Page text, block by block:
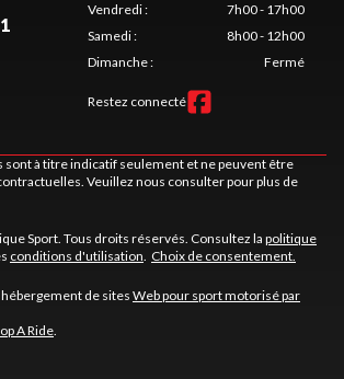
Vendredi:
7h00 - 17h00
Samedi:
8h00 - 12h00
Dimanche: Fermé
Restez connecté
sont à titre indicatif seulement et ne peuvent être
Veuillez nous consulter pour plus de
Sport. Tous droits réservés. Consultez la politique
conditions d'utilisation. Choix de consentement.
de sitesWeb pour sport motorisé par
A Ride.